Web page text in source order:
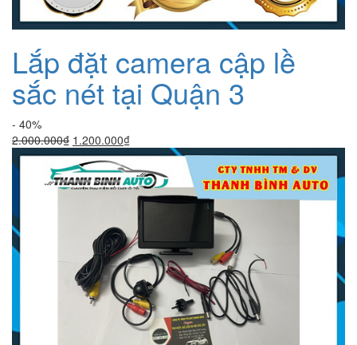
Lắp đặt camera cập lề
sắc nét tại Quận 3
- 40%
2.000.000₫ Giá
gốc
là:
2.000.000₫.
1.200.000₫Giá
hiện
tại
là:
1.200.000₫.